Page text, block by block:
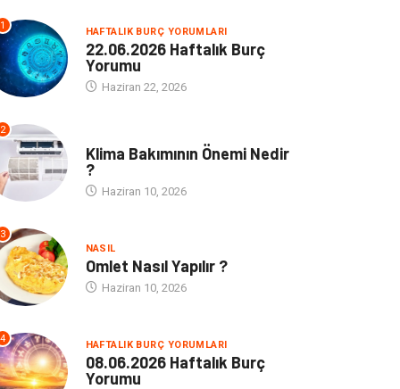
1 HAFTALIK BURÇ YORUMLARI
22.06.2026 Haftalık Burç
Yorumu
Haziran 22, 2026
2
Klima Bakımının Önemi Nedir
?
Haziran 10, 2026
3
NASIL
Omlet Nasıl Yapılır ?
Haziran 10, 2026
4 HAFTALIK BURÇ YORUMLARI
08.06.2026 Haftalık Burç
Yorumu